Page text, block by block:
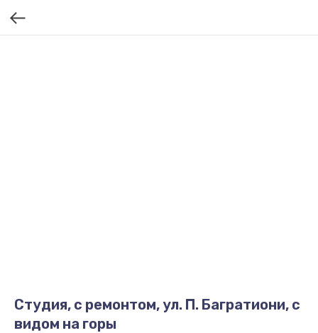
Студия, с ремонтом, ул. П. Багратиони, с
видом на горы